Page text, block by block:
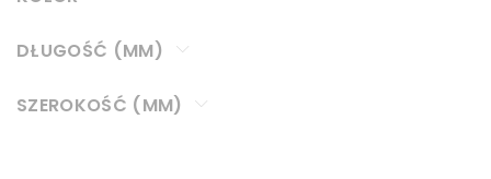
DŁUGOŚĆ (MM)
SZEROKOŚĆ (MM)